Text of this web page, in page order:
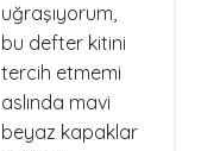
uğraşıyorum,
bu defter kitini
tercih etmemi
aslında mavi
beyaz kapaklar